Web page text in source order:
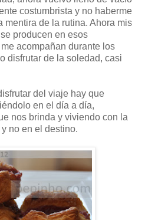
costumbrista y no haberme
mentira de la rutina. Ahora mis
producen en esos
acompañan durante los
disfrutar de la soledad, casi
del viaje hay que
en el día a día,
nos brinda y viviendo con la
no en el destino.